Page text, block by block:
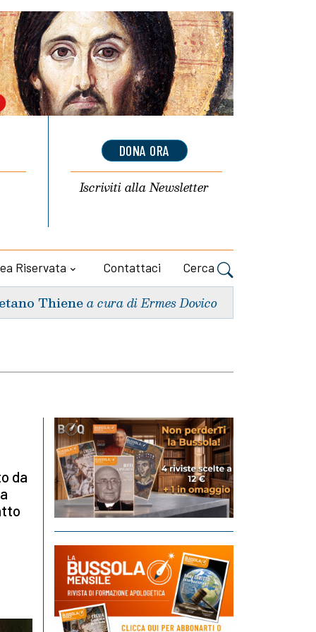
DONA ORA
Iscriviti allaNewsletter
Riservata Contattaci Cerca
Thiene a cura di Ermes Dovico
da